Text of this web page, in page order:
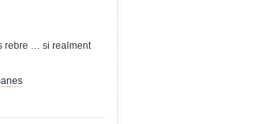
rebre … si realment